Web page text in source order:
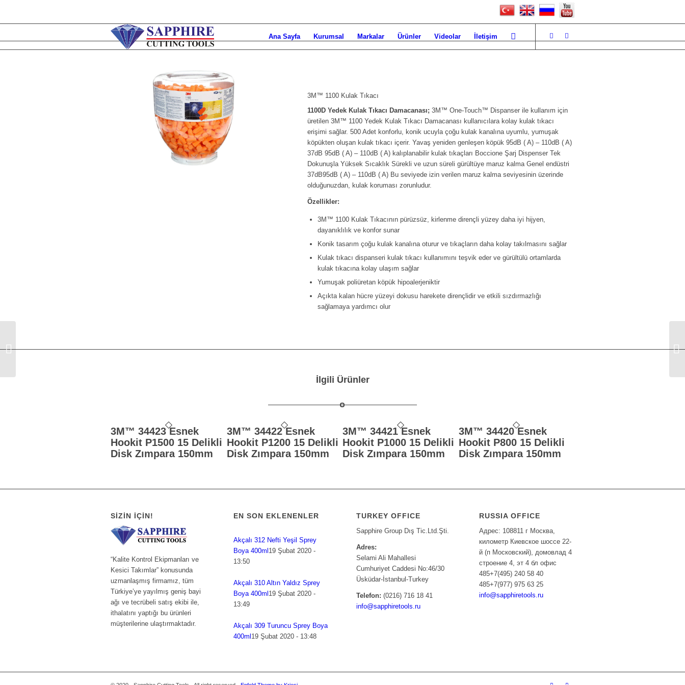
Ana Sayfa Kurumsal Markalar Ürünler Videolar İletişim
3M™ 1100 Kulak Tıkacı
1100D Yedek Kulak Tıkacı Damacanası; 3M™ One-Touch™ Dispanser ile kullanım için
üretilen 3M™ 1100 Yedek Kulak Tıkacı Damacanası kullanıcılara kolay kulak tıkacı
erişimi sağlar. 500 Adet konforlu, konik ucuyla çoğu kulak kanalına uyumlu, yumuşak
köpükten oluşan kulak tıkacı içerir. Yavaş yeniden genleşen köpük 95dB ( A) – 110dB ( A)
37dB 95dB ( A) – 110dB ( A) kalıplanabilir kulak tıkaçları Boccione Şarj Dispenser Tek
Dokunuşla Yüksek Sıcaklık Sürekli ve uzun süreli gürültüye maruz kalma Genel endüstri
37dB95dB ( A) – 110dB ( A) Bu seviyede izin verilen maruz kalma seviyesinin üzerinde
olduğunuzdan, kulak koruması zorunludur.
Özellikler:
3M™ 1100 Kulak Tıkacının pürüzsüz, kirlenme dirençli yüzey daha iyi hijyen,
dayanıklılık ve konfor sunar
Konik tasarım çoğu kulak kanalına oturur ve tıkaçların daha kolay takılmasını sağlar
Kulak tıkacı dispanseri kulak tıkacı kullanımını teşvik eder ve gürültülü ortamlarda
kulak tıkacına kolay ulaşım sağlar
Yumuşak poliüretan köpük hipoalerjeniktir
Açıkta kalan hücre yüzeyi dokusu harekete dirençlidir ve etkili sızdırmazlığı
sağlamaya yardımcı olur
İlgili Ürünler
3M™ 34423 Esnek
Hookit P1500 15 Delikli
Disk Zımpara 150mm
3M™ 34422 Esnek
Hookit P1200 15 Delikli
Disk Zımpara 150mm
3M™ 34421 Esnek
Hookit P1000 15 Delikli
Disk Zımpara 150mm
3M™ 34420 Esnek
Hookit P800 15 Delikli
Disk Zımpara 150mm
SIZIN İÇIN!
“Kalite Kontrol Ekipmanları ve
Kesici Takımlar” konusunda
uzmanlaşmış firmamız, tüm
Türkiye’ye yayılmış geniş bayi
ağı ve tecrübeli satış ekibi ile,
ithalatını yaptığı bu ürünleri
müşterilerine ulaştırmaktadır.
EN SON EKLENENLER
Akçalı 312 Nefti Yeşil Sprey
Boya 400ml 19 Şubat 2020 -
13:50
Akçalı 310 Altın Yaldız Sprey
Boya 400ml 19 Şubat 2020 -
13:49
Akçalı 309 Turuncu Sprey Boya
400ml 19 Şubat 2020 - 13:48
TURKEY OFFICE
Sapphire Group Dış Tic.Ltd.Şti.
Adres:
Selami Ali Mahallesi
Cumhuriyet Caddesi No:46/30
Üsküdar-İstanbul-Turkey
Telefon: (0216) 716 18 41
info@sapphiretools.ru
RUSSIA OFFICE
Адрес: 108811 г Москва,
километр Киевское шоссе 22-
й (п Московский), домовлад 4
строение 4, эт 4 бл офис
485+7(495) 240 58 40
485+7(977) 975 63 25
info@sapphiretools.ru